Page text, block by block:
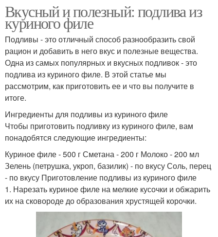
Вкусный и полезный: подлива из
куриного филе
Подливы - это отличный способ разнообразить свой
рацион и добавить в него вкус и полезные вещества.
Одна из самых популярных и вкусных подливок - это
подлива из куриного филе. В этой статье мы
рассмотрим, как приготовить ее и что вы получите в
итоге.
Ингредиенты для подливы из куриного филе
Чтобы приготовить подливку из куриного филе, вам
понадобятся следующие ингредиенты:
Куриное филе - 500 г Сметана - 200 г Молоко - 200 мл
Зелень (петрушка, укроп, базилик) - по вкусу Соль, перец
- по вкусу Приготовление подливы из куриного филе
1. Нарезать куриное филе на мелкие кусочки и обжарить
их на сковороде до образования хрустящей корочки.